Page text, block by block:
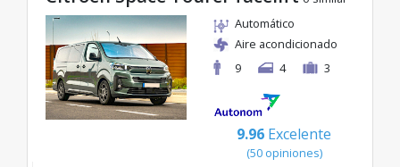
desde solo 109€/día.
Automático
Aire acondicionado
9
4 3
9.96 Excelente
(50 opiniones)